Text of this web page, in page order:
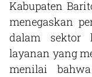
Kabupaten
menegaskan
dalam sektor
layanan yang
menilai